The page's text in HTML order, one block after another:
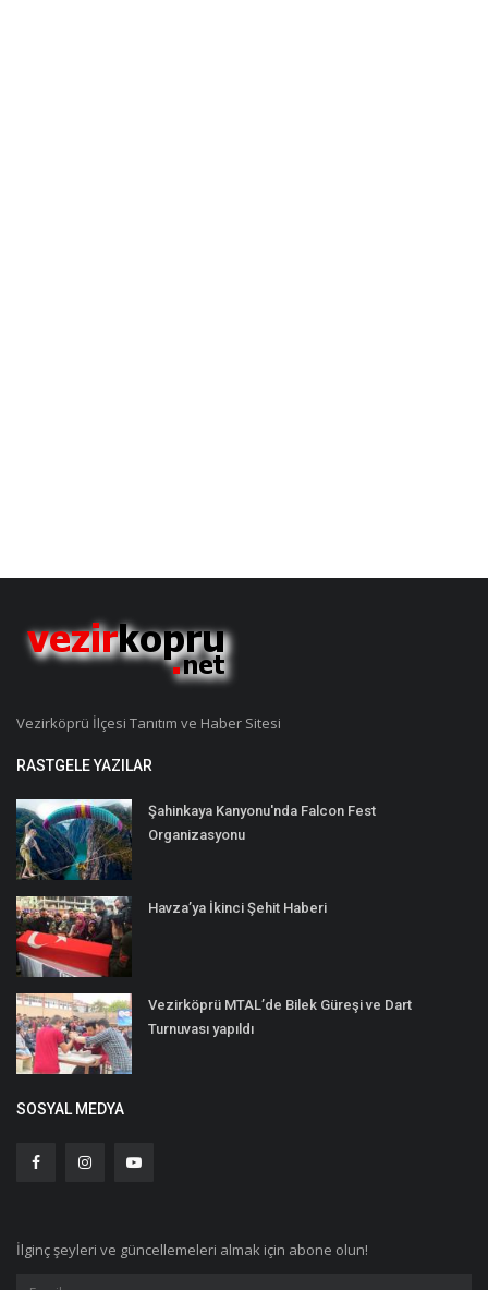
Vezirköprü İlçesi Tanıtım ve Haber Sitesi
RASTGELE YAZILAR
Şahinkaya Kanyonu'nda Falcon Fest
Organizasyonu
Havza’ya İkinci Şehit Haberi
Vezirköprü MTAL’de Bilek Güreşi ve Dart
Turnuvası yapıldı
SOSYAL MEDYA
İlginç şeyleri ve güncellemeleri almak için abone olun!